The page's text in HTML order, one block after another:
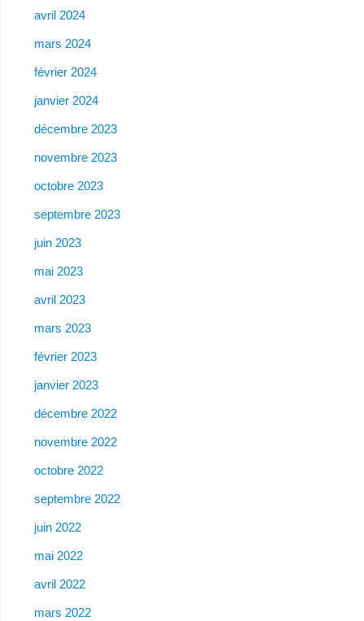
avril 2024
mars 2024
février 2024
janvier 2024
décembre 2023
novembre 2023
octobre 2023
septembre 2023
juin 2023
mai 2023
avril 2023
mars 2023
février 2023
janvier 2023
décembre 2022
novembre 2022
octobre 2022
septembre 2022
juin 2022
mai 2022
avril 2022
mars 2022